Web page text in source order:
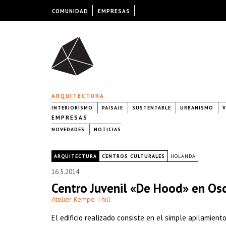
ARQUITECTURA
INTERIORISMO PAISAJE SUSTENTABLE URBANISMO
EMPRESAS
NOVEDADES NOTICIAS
ARQUITECTURA CENTROS CULTURALES HOLANDA
16.5.2014
Centro Juvenil «De Hood» en
Atelier Kempe Thill
El edificio realizado consiste en el simple
COMUNIDAD EMPRESAS